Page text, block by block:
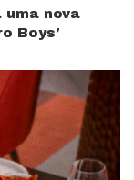
nova
Boys’